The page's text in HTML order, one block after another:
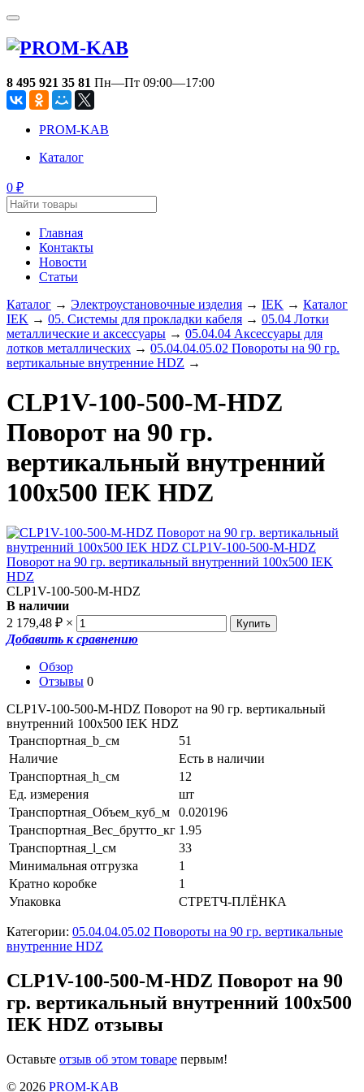
8 495 921 35 81 Пн—Пт 09:00—17:00
PROM-KAB
Каталог
0 ₽
Главная
Контакты
Новости
Статьи
Каталог → Электроустановочные изделия → IEK → Каталог
IEK → 05. Системы для прокладки кабеля → 05.04 Лотки
металлические и аксессуары → 05.04.04 Аксессуары для
лотков металлических → 05.04.04.05.02 Повороты на 90 гр.
вертикальные внутренние HDZ →
CLP1V-100-500-M-HDZ
Поворот на 90 гр.
вертикальный внутренний
100х500 IEK HDZ
CLP1V-100-500-M-HDZ
В наличии
2 179,48 ₽ ×
Добавить к сравнению
Обзор
Отзывы 0
CLP1V-100-500-M-HDZ Поворот на 90 гр. вертикальный
внутренний 100х500 IEK HDZ
Транспортная_b_см
51
Наличие
Есть в наличии
Транспортная_h_см
12
Ед. измерения
шт
Транспортная_Объем_куб_м
0.020196
Транспортная_Вес_брутто_кг 1.95
Транспортная_l_см
33
Минимальная отгрузка
1
Кратно коробке
1
Упаковка
СТРЕТЧ-ПЛЁНКА
Категории: 05.04.04.05.02 Повороты на 90 гр. вертикальные
внутренние HDZ
CLP1V-100-500-M-HDZ Поворот на 90
гр. вертикальный внутренний 100х500
IEK HDZ отзывы
Оставьте отзыв об этом товаре первым!
© 2026 PROM-KAB